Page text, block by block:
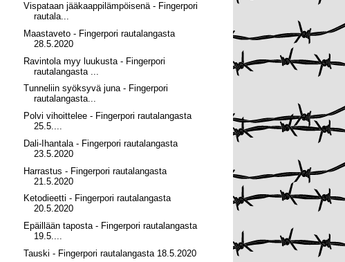
Vispataan jääkaappilämpöisenä - Fingerpori
rautala...
Maastaveto - Fingerpori rautalangasta
28.5.2020
Ravintola myy luukusta - Fingerpori
rautalangasta ...
Tunneliin syöksyvä juna - Fingerpori
rautalangasta...
Polvi vihoittelee - Fingerpori rautalangasta
25.5....
Dali-Ihantala - Fingerpori rautalangasta
23.5.2020
Harrastus - Fingerpori rautalangasta
21.5.2020
Ketodieetti - Fingerpori rautalangasta
20.5.2020
Epäillään taposta - Fingerpori rautalangasta
19.5....
Tauski - Fingerpori rautalangasta 18.5.2020